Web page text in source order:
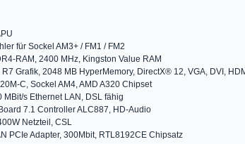
für Sockel AM3+ / FM1 / FM2
RAM, 2400 MHz, Kingston Value RAM
Grafik, 2048 MB HyperMemory, DirectX® 12, VGA, DVI,
C, Sockel AM4, AMD A320 Chipset
MBit/s Ethernet LAN, DSL fähig
7.1 Controller ALC887, HD-Audio
Netzteil, CSL
PCIe Adapter, 300Mbit, RTL8192CE Chipsatz